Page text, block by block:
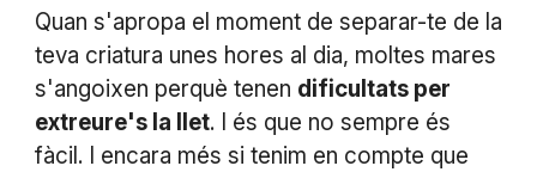
Quan s'apropa el moment de separar-te de la
teva criatura unes hores al dia, moltes mares
s'angoixen perquè tenen dificultats per
extreure's la llet. I és que no sempre és
fàcil. I encara més si tenim en compte que